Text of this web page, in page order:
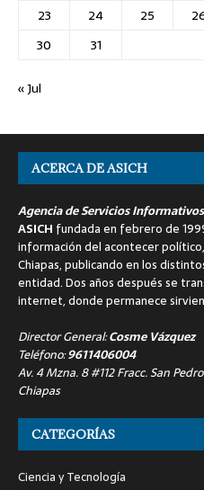
23
24 25
30
31
« Jul
ACERCA DE ASICH
Agencia de Servicios
ASICH fundada en febrero de
información del acontecer
Chiapas, publicando en los
entidad. Dos años después se
internet, donde permanece
Director General:Cosme Vázquez
Teléfono:9611406004
Av. 4 Mzna. 8 #112 Fracc. San
Chiapas
CATEGORÍAS
Ciencia y Tecnología